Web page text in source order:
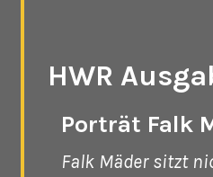
Porträt Falk
Falk Mäder sitzt
HWR